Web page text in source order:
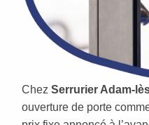
Chez Serrurier Adam-
ouverture de porte